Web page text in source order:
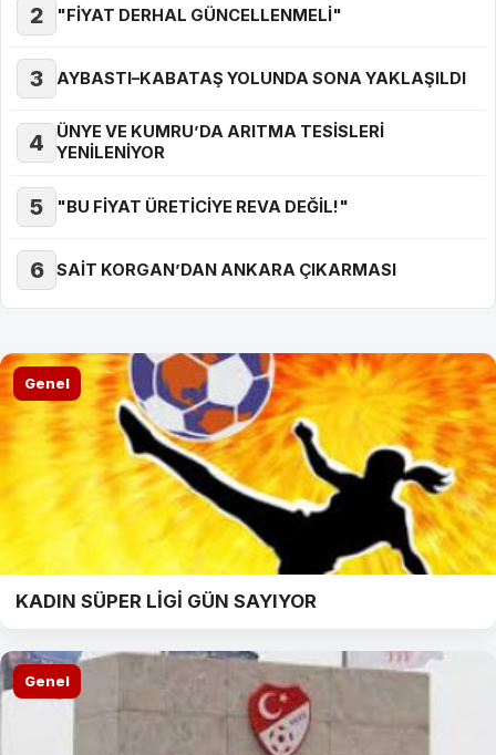
2 "FİYAT DERHAL GÜNCELLENMELİ"
3 AYBASTI–KABATAŞ YOLUNDA SONA YAKLAŞILDI
4
ÜNYE VE KUMRU’DA ARITMA TESİSLERİ
YENİLENİYOR
5 "BU FİYAT ÜRETİCİYE REVA DEĞİL!"
6 SAİT KORGAN’DAN ANKARA ÇIKARMASI
Genel
KADIN SÜPER LİGİ GÜN SAYIYOR
Genel